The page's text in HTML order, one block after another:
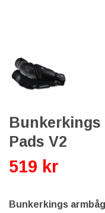
Pads V2
519 kr
Bunkerkings